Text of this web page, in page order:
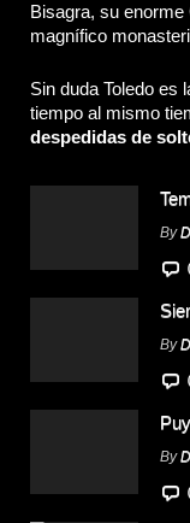
Bisagra, su
magnífico
Sin duda Toledo es
tiempo al mismo
despedidas de
By
By
By